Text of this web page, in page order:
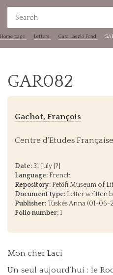
Home page Letters Gara László Fond
GAR082
Gachot, François
Centre d’Etudes
Date:31 July [?]
Language: French
Repository: Petőfi Museum of
Document type: Letter written
Publisher: Tüskés Anna (01-06-
Folio number:1
Mon cher Laci
Un seul aujourd’hui : le